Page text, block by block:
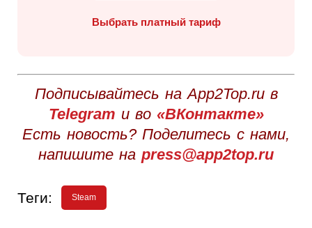
Выбрать платный тариф
Подписывайтесь на App2Top.ru в
Telegram и во «ВКонтакте»
Есть новость? Поделитесь с нами,
напишите на press@app2top.ru
Теги: Steam